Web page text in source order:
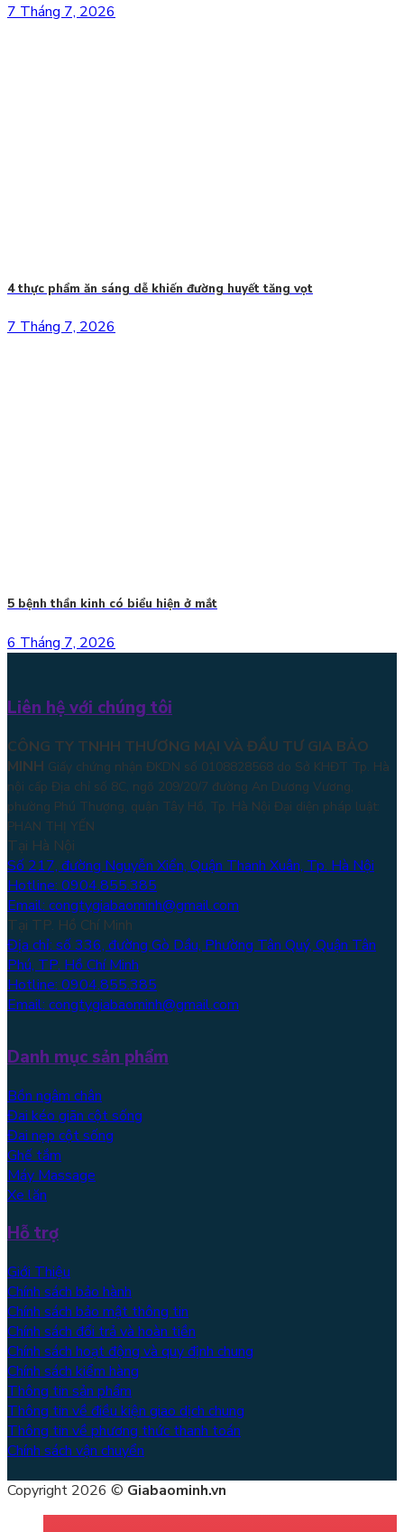
7 Tháng 7, 2026
4 thực phẩm ăn sáng dễ khiến đường huyết tăng vọt
7 Tháng 7, 2026
5 bệnh thần kinh có biểu hiện ở mắt
6 Tháng 7, 2026
Liên hệ với chúng tôi
CÔNG TY TNHH THƯƠNG MẠI VÀ ĐẦU TƯ GIA BẢO
MINH Giấy chứng nhận ĐKDN số 0108828568 do Sở KHĐT Tp. Hà
nội cấp Địa chỉ số 8C, ngõ 209/20/7 đường An Dương Vương,
phường Phú Thượng, quận Tây Hồ, Tp. Hà Nội Đại diện pháp luật:
PHAN THỊ YẾN
Tại Hà Nội
Số 217, đường Nguyễn Xiển, Quận Thanh Xuân, Tp. Hà Nội
Hotline: 0904.855.385
Email: congtygiabaominh@gmail.com
Tại TP. Hồ Chí Minh
Địa chỉ: số 336, đường Gò Dầu, Phường Tân Quý, Quận Tân
Phú, TP. Hồ Chí Minh
Hotline: 0904.855.385
Email: congtygiabaominh@gmail.com
Danh mục sản phẩm
Bồn ngâm chân
Đai kéo giãn cột sống
Đai nẹp cột sống
Ghế tắm
Máy Massage
Xe lăn
Hỗ trợ
Giới Thiệu
Chính sách bảo hành
Chính sách bảo mật thông tin
Chính sách đổi trả và hoàn tiền
Chính sách hoạt động và quy định chung
Chính sách kiểm hàng
Thông tin sản phẩm
Thông tin về điều kiện giao dịch chung
Thông tin về phương thức thanh toán
Chính sách vận chuyển
Copyright 2026 © Giabaominh.vn